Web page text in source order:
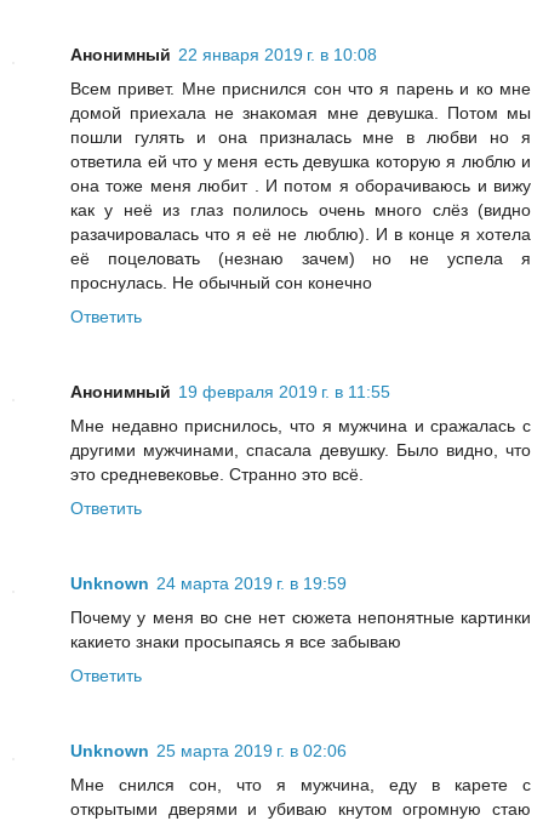
Анонимный 22 января 2019 г. в 10:08
Всем привет. Мне приснился сон что я парень и ко мне
домой приехала не знакомая мне девушка. Потом мы
пошли гулять и она призналась мне в любви но я
ответила ей что у меня есть девушка которую я люблю и
она тоже меня любит . И потом я оборачиваюсь и вижу
как у неё из глаз полилось очень много слёз (видно
разачировалась что я её не люблю). И в конце я хотела
её поцеловать (незнаю зачем) но не успела я
проснулась. Не обычный сон конечно
Ответить
Анонимный 19 февраля 2019 г. в 11:55
Мне недавно приснилось, что я мужчина и сражалась с
другими мужчинами, спасала девушку. Было видно, что
это средневековье. Странно это всё.
Ответить
Unknown 24 марта 2019 г. в 19:59
Почему у меня во сне нет сюжета непонятные картинки
какието знаки просыпаясь я все забываю
Ответить
Unknown 25 марта 2019 г. в 02:06
Мне снился сон, что я мужчина, еду в карете с
открытыми дверями и убиваю кнутом огромную стаю